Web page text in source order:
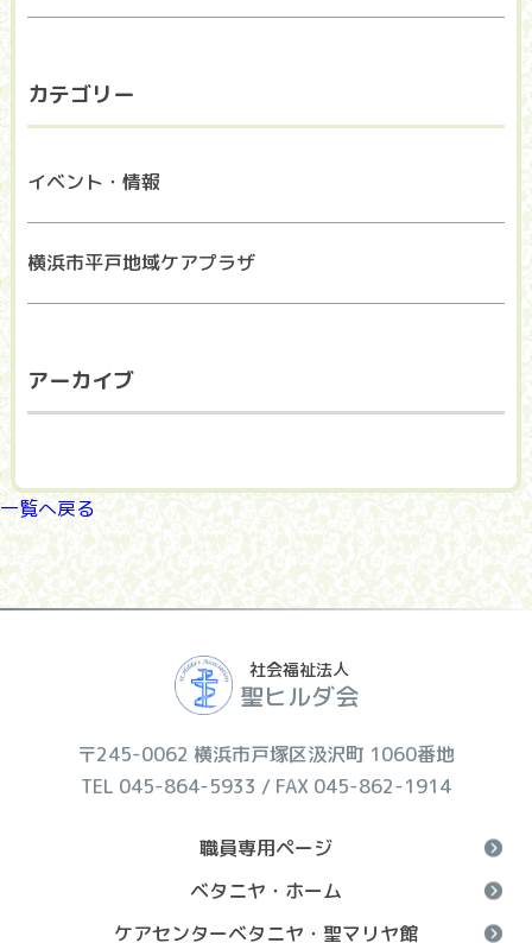
カテゴリー
イベント・情報
横浜市平戸地域ケアプラザ
アーカイブ
一覧へ戻る
社会福祉法人
聖ヒルダ会
〒245-0062 横浜市戸塚区汲沢町 1060番地
TEL 045-864-5933 / FAX 045-862-1914
職員専用ページ
ベタニヤ・ホーム
ケアセンターベタニヤ・聖マリヤ館